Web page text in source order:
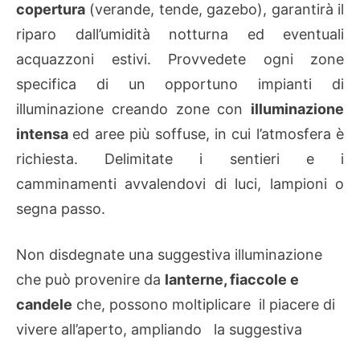
copertura (verande, tende, gazebo), garantirà il
riparo dall’umidità notturna ed eventuali
acquazzoni estivi. Provvedete ogni zone
specifica di un opportuno impianti di
illuminazione creando zone con illuminazione
intensa ed aree più soffuse, in cui l’atmosfera è
richiesta. Delimitate i sentieri e i
camminamenti avvalendovi di luci, lampioni o
segna passo.
Non disdegnate una suggestiva illuminazione
che può provenire da lanterne, fiaccole e
candele che, possono moltiplicare il piacere di
vivere all’aperto, ampliando la suggestiva